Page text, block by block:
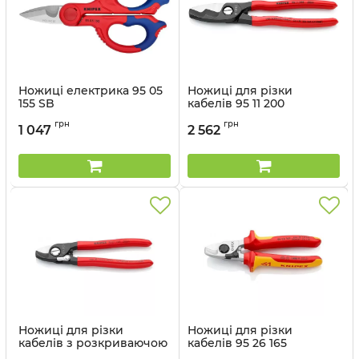
Ножиці електрика 95 05
155 SB
1 047 грн
Ножиці для різки
кабелів 95 11 200
2 562 грн
Ножиці для різки
кабелів з розкриваючою
Ножиці для різки
кабелів 95 26 165